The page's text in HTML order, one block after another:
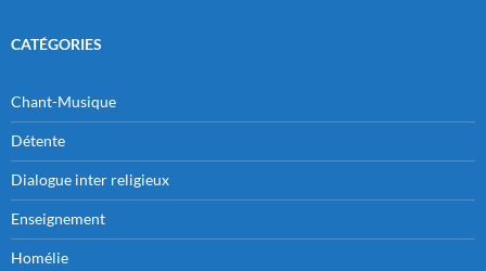
CATÉGORIES
Chant-Musique
Détente
Dialogue inter religieux
Enseignement
Homélie